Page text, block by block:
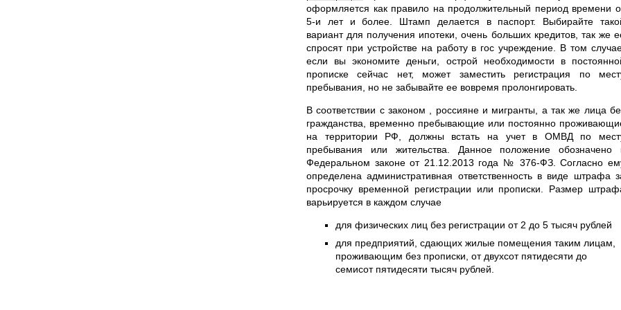
оформляется как правило на продолжительный период времени
5-и лет и более. Штамп делается в паспорт. Выбирайте
вариант для получения ипотеки, очень больших кредитов, так же
спросят при устройстве на работу в гос учреждение. В том
если вы экономите деньги, острой необходимости в
прописке сейчас нет, может заместить регистрация по
пребывания, но не забывайте ее вовремя пролонгировать.
В соответствии с законом , россияне и мигранты, а так же лица
гражданства, временно пребывающие или постоянно
на территории РФ, должны встать на учет в ОМВД по
пребывания или жительства. Данное положение обозначено
Федеральном законе от 21.12.2013 года № 376-ФЗ. Согласно
определена административная ответственность в виде штрафа
просрочку временной регистрации или прописки. Размер
варьируется в каждом случае
для физических лиц без регистрации от 2 до 5 тысяч рублей
для предприятий, сдающих жилые помещения таким лицам,
проживающим без прописки, от двухсот пятидесяти до
семисот пятидесяти тысяч рублей.